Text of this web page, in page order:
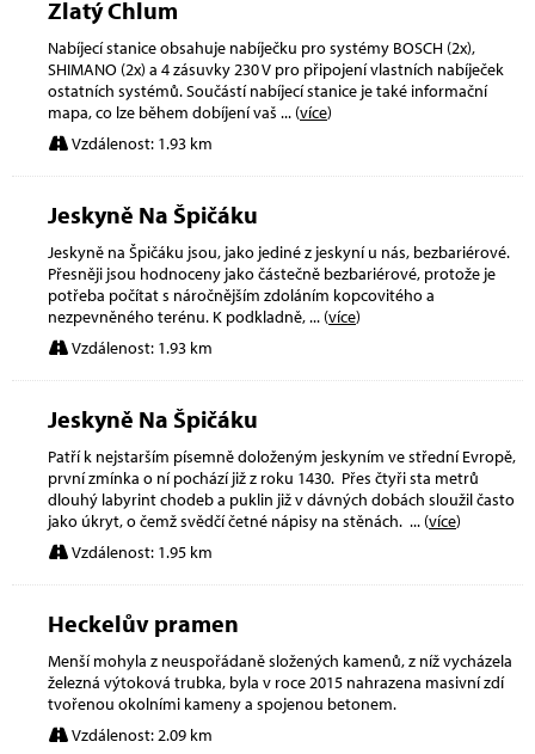
Zlatý Chlum
Nabíjecí stanice obsahuje nabíječku pro systémy BOSCH (2x),
SHIMANO (2x) a 4 zásuvky 230 V pro připojení vlastních nabíječek
ostatních systémů. Součástí nabíjecí stanice je také informační
mapa, co lze během dobíjení vaš ... (více)
Vzdálenost: 1.93 km
Jeskyně Na Špičáku
Jeskyně na Špičáku jsou, jako jediné z jeskyní u nás, bezbariérové.
Přesněji jsou hodnoceny jako částečně bezbariérové, protože je
potřeba počítat s náročnějším zdoláním kopcovitého a
nezpevněného terénu. K podkladně,... (více)
Vzdálenost: 1.93 km
Jeskyně Na Špičáku
Patří k nejstarším písemně doloženým jeskyním ve střední Evropě,
první zmínka o ní pochází již z roku 1430. Přes čtyři sta metrů
dlouhý labyrint chodeb a puklin již v dávných dobách sloužil často
jako úkryt, o čemž svědčí četné nápisy na stěnách. ... (více)
Vzdálenost: 1.95 km
Heckelův pramen
Menší mohyla z neuspořádaně složených kamenů, z níž vycházela
železná výtoková trubka, byla v roce 2015 nahrazena masivní zdí
tvořenou okolními kameny a spojenou betonem.
Vzdálenost: 2.09 km